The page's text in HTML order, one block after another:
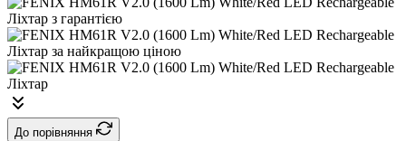
До порівняння